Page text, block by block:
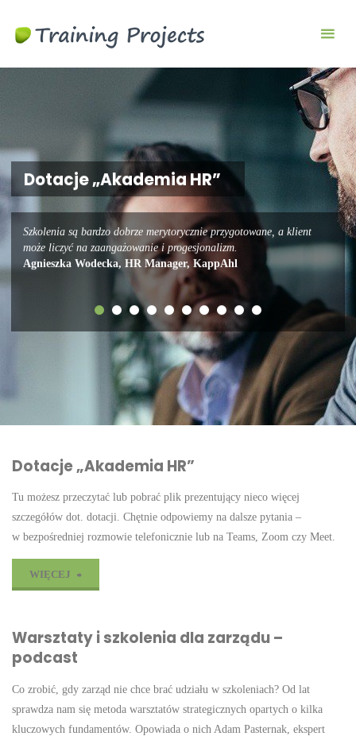
Dotacje „Akademia HR”
Szkolenia są bardzo dobrze merytorycznie przygotowane, a klient
może liczyć na zaangażowanie i progesjonalizm.
Agnieszka Wodecka, HR Manager, KappAhl
Dotacje „Akademia HR”
Tu możesz przeczytać lub pobrać plik prezentujący nieco więcej
szczegółów dot. dotacji. Chętnie odpowiemy na dalsze pytania –
w bezpośredniej rozmowie telefonicznie lub na Teams, Zoom czy Meet.
WIĘCEJ "Dotacje
HR”"
Warsztaty i szkolenia dla zarządu –
podcast
Co zrobić, gdy zarząd nie chce brać udziału w szkoleniach? Od lat
sprawdza nam się metoda warsztatów strategicznych opartych o kilka
kluczowych fundamentów. Opowiada o nich Adam Pasternak, ekspert